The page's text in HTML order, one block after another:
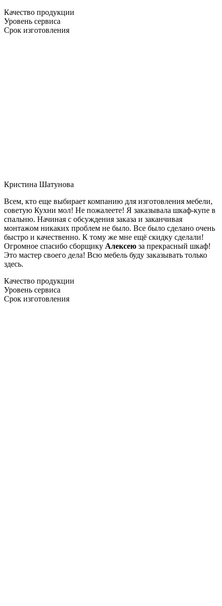
Качество продукции
Уровень сервиса
Срок изготовления
Кристина Шатунова
Всем, кто еще выбирает компанию для изготовления мебели,
советую Кухни мол! Не пожалеете! Я заказывала шкаф-купе в
спальню. Начиная с обсуждения заказа и заканчивая
монтажом никаких проблем не было. Все было сделано очень
быстро и качественно. К тому же мне ещё скидку сделали!
Огромное спасибо сборщику Алексею за прекрасный шкаф!
Это мастер своего дела! Всю мебель буду заказывать только
здесь.
Качество продукции
Уровень сервиса
Срок изготовления